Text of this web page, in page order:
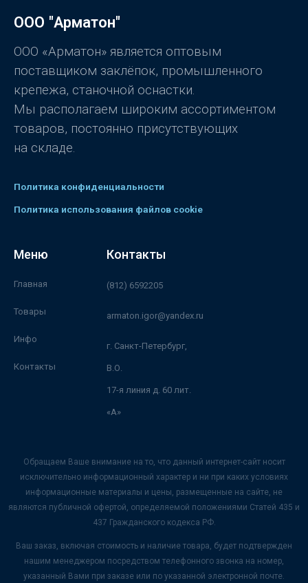
и
з
ООО "Арматон"
ООО «Арматон» является оптовым
поставщиком заклёпок, промышленного
крепежа, станочной оснастки.
Мы располагаем широким ассортиментом
товаров, постоянно присутствующих
на складе.
Политика конфиденциальности
Политика использования файлов cookie
Меню
Главная
Товары
Инфо
Контакты
Контакты
(812) 6592205
armaton.igor@yandex.ru
г. Санкт-Петербург,
В.О.
17-я линия д. 60 лит.
«А»
Обращаем Ваше внимание на то, что данный интернет-сайт носит
исключительно информационный характер и ни при каких условиях
информационные материалы и цены, размещенные на сайте, не
являются публичной офертой, определяемой положениями Статей 435 и
437 Гражданского кодекса РФ.
Ваш заказ, включая стоимость и наличие товара, будет подтвержден
нашим менеджером посредством телефонного звонка на номер,
указанный Вами при заказе или по указанной электронной почте.